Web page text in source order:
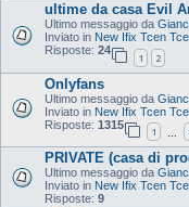
ultime da casa Evil
Ultimo messaggio da
Inviato in New Ifix Tcen
Risposte: 24
1 2
Onlyfans
Ultimo messaggio da
Inviato in New Ifix Tcen
Risposte: 1315
1
PRIVATE (casa di
Ultimo messaggio da
Inviato in New Ifix Tcen
Risposte: 9